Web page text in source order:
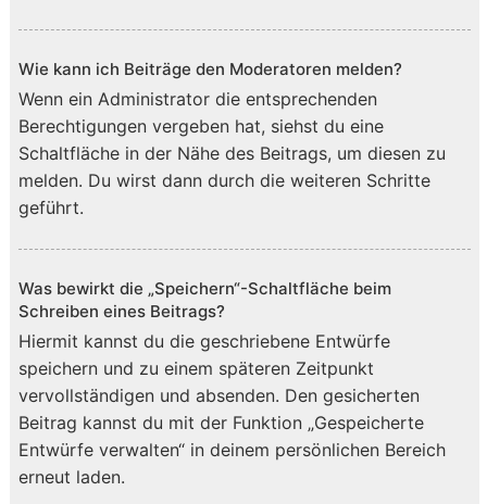
Wie kann ich Beiträge den Moderatoren melden?
Wenn ein Administrator die entsprechenden
Berechtigungen vergeben hat, siehst du eine
Schaltfläche in der Nähe des Beitrags, um diesen zu
melden. Du wirst dann durch die weiteren Schritte
geführt.
Was bewirkt die „Speichern“-Schaltfläche beim
Schreiben eines Beitrags?
Hiermit kannst du die geschriebene Entwürfe
speichern und zu einem späteren Zeitpunkt
vervollständigen und absenden. Den gesicherten
Beitrag kannst du mit der Funktion „Gespeicherte
Entwürfe verwalten“ in deinem persönlichen Bereich
erneut laden.